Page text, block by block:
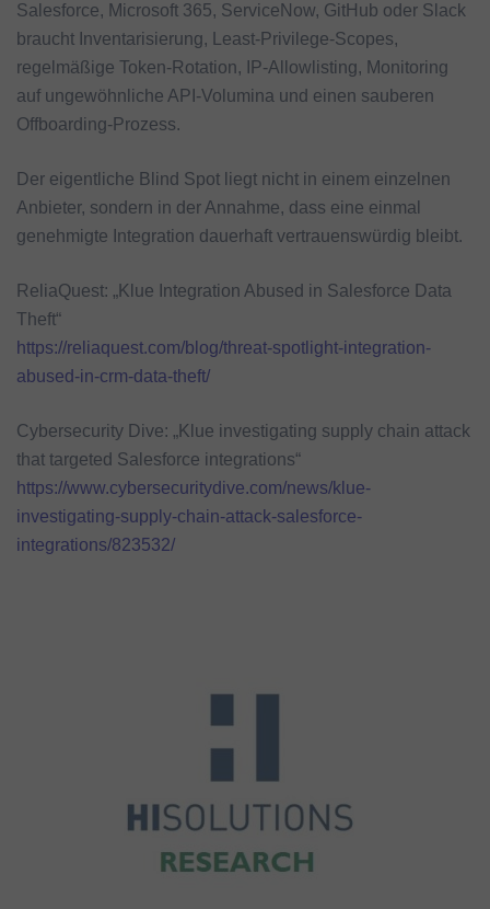
Salesforce, Microsoft 365, ServiceNow, GitHub oder Slack
braucht Inventarisierung, Least-Privilege-Scopes,
regelmäßige Token-Rotation, IP-Allowlisting, Monitoring
auf ungewöhnliche API-Volumina und einen sauberen
Offboarding-Prozess.
Der eigentliche Blind Spot liegt nicht in einem einzelnen
Anbieter, sondern in der Annahme, dass eine einmal
genehmigte Integration dauerhaft vertrauenswürdig bleibt.
ReliaQuest: „Klue Integration Abused in Salesforce Data
Theft“
https://reliaquest.com/blog/threat-spotlight-integration-
abused-in-crm-data-theft/
Cybersecurity Dive: „Klue investigating supply chain attack
that targeted Salesforce integrations“
https://www.cybersecuritydive.com/news/klue-
investigating-supply-chain-attack-salesforce-
integrations/823532/